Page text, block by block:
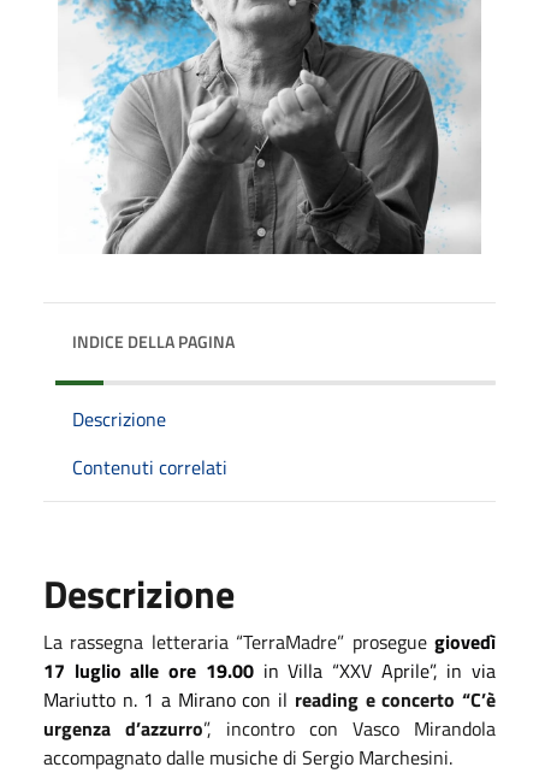
INDICE DELLA PAGINA
Descrizione
Contenuti correlati
Descrizione
La rassegna letteraria “TerraMadre” prosegue giovedì
17 luglio alle ore 19.00 in Villa “XXV Aprile”, in via
Mariutto n. 1 a Mirano con il reading e concerto “C’è
urgenza d’azzurro”, incontro con Vasco Mirandola
accompagnato dalle musiche di Sergio Marchesini.